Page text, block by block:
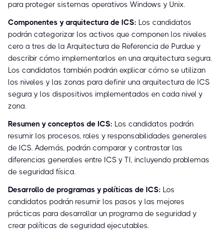
para proteger sistemas operativos Windows y Unix.
Componentes y arquitectura de ICS: Los candidatos
podrán categorizar los activos que componen los niveles
cero a tres de la Arquitectura de Referencia de Purdue y
describir cómo implementarlos en una arquitectura segura.
Los candidatos también podrán explicar cómo se utilizan
los niveles y las zonas para definir una arquitectura de ICS
segura y los dispositivos implementados en cada nivel y
zona.
Resumen y conceptos de ICS: Los candidatos podrán
resumir los procesos, roles y responsabilidades generales
de ICS. Además, podrán comparar y contrastar las
diferencias generales entre ICS y TI, incluyendo problemas
de seguridad física.
Desarrollo de programas y políticas de ICS: Los
candidatos podrán resumir los pasos y las mejores
prácticas para desarrollar un programa de seguridad y
crear políticas de seguridad ejecutables.